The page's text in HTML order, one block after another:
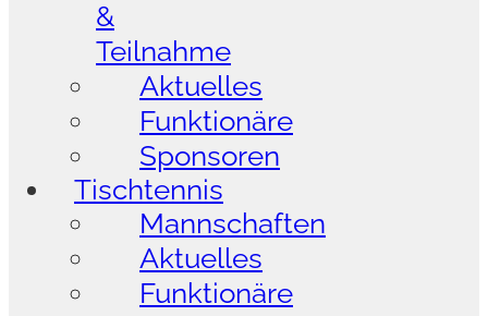
&
Teilnahme
Aktuelles
Funktionäre
Sponsoren
Tischtennis
Mannschaften
Aktuelles
Funktionäre